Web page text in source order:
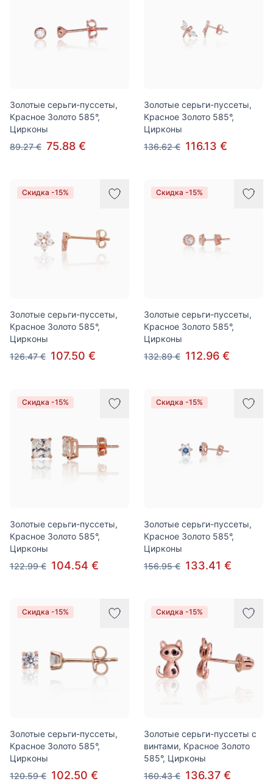
Золотые серьги-пуссеты,
Красное Золото 585°,
Цирконы
89.27 € 75.88 €
Золотые серьги-пуссеты,
Красное Золото 585°,
Цирконы
136.62 € 116.13 €
Скидка -15%
Золотые серьги-пуссеты,
Красное Золото 585°,
Цирконы
126.47 € 107.50 €
Скидка -15%
Золотые серьги-пуссеты,
Красное Золото 585°,
Цирконы
132.89 € 112.96 €
Скидка -15%
Золотые серьги-пуссеты,
Красное Золото 585°,
Цирконы
122.99 € 104.54 €
Скидка -15%
Золотые серьги-пуссеты,
Красное Золото 585°,
Цирконы
156.95 € 133.41 €
Скидка -15%
Золотые серьги-пуссеты,
Красное Золото 585°,
Цирконы
120.59 € 102.50 €
Скидка -15%
Золотые серьги-пуссеты с
винтами, Красное Золото
585°, Цирконы
160.43 € 136.37 €